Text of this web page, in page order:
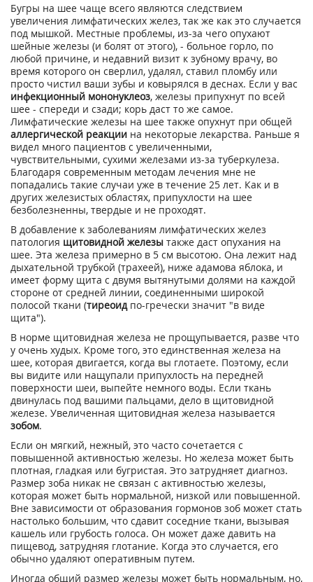
Бугры на шее чаще всего являются следствием
увеличения лимфатических желез, так же как это случается
под мышкой. Местные проблемы, из-за чего опухают
шейные железы (и болят от этого), - больное горло, по
любой причине, и недавний визит к зубному врачу, во
время которого он сверлил, удалял, ставил пломбу или
просто чистил ваши зубы и ковырялся в деснах. Если у вас
инфекционный мононуклеоз, железы припухнут по всей
шее - спереди и сзади; корь даст то же самое.
Лимфатические железы на шее также опухнут при общей
аллергической реакции на некоторые лекарства. Раньше я
видел много пациентов с увеличенными,
чувствительными, сухими железами из-за туберкулеза.
Благодаря современным методам лечения мне не
попадались такие случаи уже в течение 25 лет. Как и в
других железистых областях, припухлости на шее
безболезненны, твердые и не проходят.
В добавление к заболеваниям лимфатических желез
патология щитовидной железы также даст опухания на
шее. Эта железа примерно в 5 см высотою. Она лежит над
дыхательной трубкой (трахеей), ниже адамова яблока, и
имеет форму щита с двумя вытянутыми долями на каждой
стороне от средней линии, соединенными широкой
полосой ткани (тиреоидпо-гречески значит "в виде
щита").
В норме щитовидная железа не прощупывается, разве что
у очень худых. Кроме того, это единственная железа на
шее, которая двигается, когда вы глотаете. Поэтому, если
вы видите или нащупали припухлость на передней
поверхности шеи, выпейте немного воды. Если ткань
двинулась под вашими пальцами, дело в щитовидной
железе. Увеличенная щитовидная железа называется
зобом.
Если он мягкий, нежный, это часто сочетается с
повышенной активностью железы. Но железа может быть
плотная, гладкая или бугристая. Это затрудняет диагноз.
Размер зоба никак не связан с активностью железы,
которая может быть нормальной, низкой или повышенной.
Вне зависимости от образования гормонов зоб может стать
настолько большим, что сдавит соседние ткани, вызывая
кашель или грубость голоса. Он может даже давить на
пищевод, затрудняя глотание. Когда это случается, его
обычно удаляют оперативным путем.
Иногда общий размер железы может быть нормальным, но,